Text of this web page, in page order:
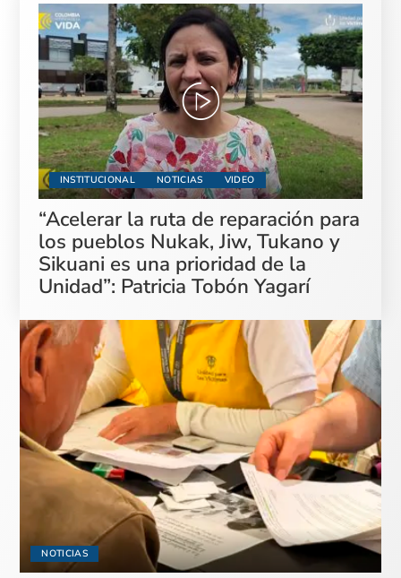
INSTITUCIONAL NOTICIAS VIDEO
“Acelerar la ruta de reparación para
los pueblos Nukak, Jiw, Tukano y
Sikuani es una prioridad de la
Unidad”: Patricia Tobón Yagarí
NOTICIAS